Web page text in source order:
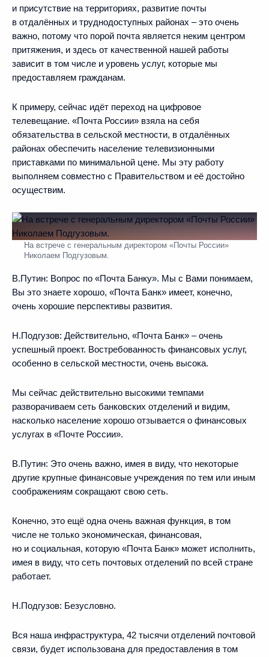
и присутствие на территориях, развитие почты
в отдалённых и труднодоступных районах – это очень
важно, потому что порой почта является неким центром
притяжения, и здесь от качественной нашей работы
зависит в том числе и уровень услуг, которые мы
предоставляем гражданам.
К примеру, сейчас идёт переход на цифровое
телевещание. «Почта России» взяла на себя
обязательства в сельской местности, в отдалённых
районах обеспечить население телевизионными
приставками по минимальной цене. Мы эту работу
выполняем совместно с Правительством и её достойно
осуществим.
На встрече с генеральным директором «Почты России»
Николаем Подгузовым.
В.Путин: Вопрос по «Почта Банку». Мы с Вами понимаем,
Вы это знаете хорошо, «Почта Банк» имеет, конечно,
очень хорошие перспективы развития.
Н.Подгузов: Действительно, «Почта Банк» – очень
успешный проект. Востребованность финансовых услуг,
особенно в сельской местности, очень высока.
Мы сейчас действительно высокими темпами
разворачиваем сеть банковских отделений и видим,
насколько население хорошо отзывается о финансовых
услугах в «Почте России».
В.Путин: Это очень важно, имея в виду, что некоторые
другие крупные финансовые учреждения по тем или иным
соображениям сокращают свою сеть.
Конечно, это ещё одна очень важная функция, в том
числе не только экономическая, финансовая,
но и социальная, которую «Почта Банк» может исполнить,
имея в виду, что сеть почтовых отделений по всей стране
работает.
Н.Подгузов: Безусловно.
Вся наша инфраструктура, 42 тысячи отделений почтовой
связи, будет использована для предоставления в том